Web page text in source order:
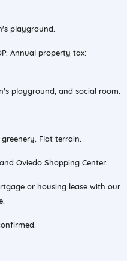
playground.
Annual property tax:
playground, and social room.
Flat terrain.
Oviedo Shopping Center.
or housing lease with our